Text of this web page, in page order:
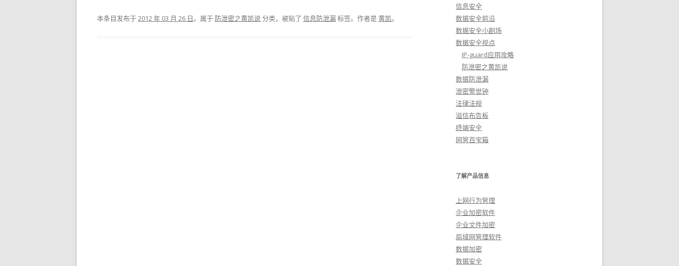
本条目发布于2012 年 03 月 26 日。属于 防泄密之黄凯说分类，被贴了 信息防泄漏标签。 作者是黄凯。
信息安全
数据安全前沿
数据安全小剧场
数据安全视点
IP-guard应用攻略
防泄密之黄凯说
数据防泄漏
泄密警世钟
法律法规
溢信布告板
终端安全
网管百宝箱
了解产品信息
上网行为管理
企业加密软件
企业文件加密
局域网管理软件
数据加密
数据安全